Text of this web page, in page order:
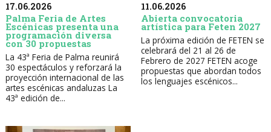
17.06.2026
Palma Feria de Artes
Escénicas presenta una
programación diversa
con 30 propuestas
La 43ª Feria de Palma reunirá
30 espectáculos y reforzará la
proyección internacional de las
artes escénicas andaluzas La
43ª edición de...
11.06.2026
Abierta convocatoria
artística para Feten 2027
La próxima edición de FETEN se
celebrará del 21 al 26 de
Febrero de 2027 FETEN acoge
propuestas que abordan todos
los lenguajes escénicos...